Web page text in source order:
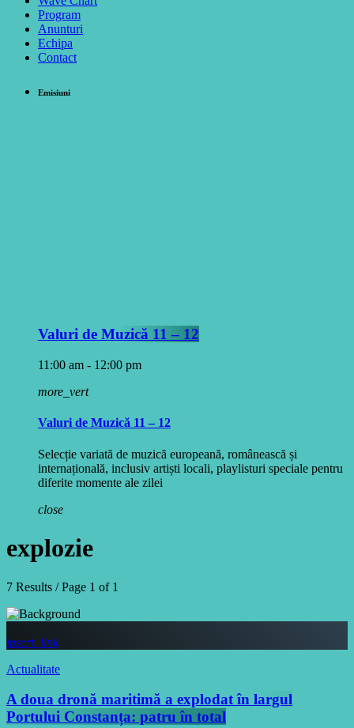
Program
Anunturi
Echipa
Contact
Emisiuni
Valuri de Muzică 11 – 12
11:00 am - 12:00 pm
more_vert
Valuri de Muzică 11 – 12
Selecție variată de muzică europeană, românească și
internațională, inclusiv artiști locali, playlisturi speciale pentru
diferite momente ale zilei
close
explozie
7 Results / Page 1 of 1
insert_link
Actualitate
A doua dronă maritimă a explodat în largul
Portului Constanța: patru în total